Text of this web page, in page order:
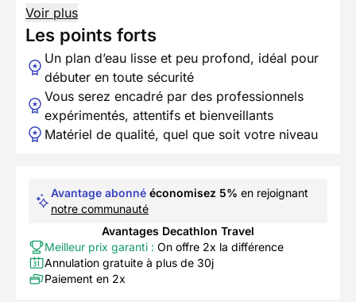
Voir plus
Les points forts
Un plan d’eau lisse et peu profond, idéal pour
débuter en toute sécurité
Vous serez encadré par des professionnels
expérimentés, attentifs et bienveillants
Matériel de qualité, quel que soit votre niveau
Avantage abonné économisez 5% en rejoignant
notre communauté
Avantages Decathlon Travel
Meilleur prix garanti : On offre 2x la différence
Annulation gratuite à plus de 30j
Paiement en 2x